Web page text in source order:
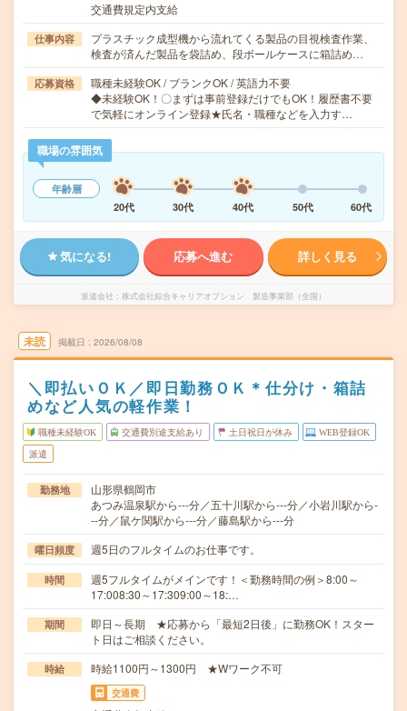
交通費規定内支給
仕事内容
プラスチック成型機から流れてくる製品の目視検査作業、
検査が済んだ製品を袋詰め、段ボールケースに箱詰め…
応募資格
職種未経験OK / ブランクOK / 英語力不要
◆未経験OK！〇まずは事前登録だけでもOK！履歴書不要
で気軽にオンライン登録★氏名・職種などを入力す…
職場の雰囲気
年齢層
20代
30代 40代 50代 60代
気になる! 応募へ進む 詳しく見る
派遣会社 株式会社綜合キャリアオプション 製造事業部（全国）
未読 掲載日 2026/08/08
＼即払いＯＫ／即日勤務ＯＫ＊仕分け・箱詰
めなど人気の軽作業！
職種未経験OK 交通費別途支給あり 土日祝日が休み WEB登録OK
派遣
勤務地
山形県鶴岡市
あつみ温泉駅から---分／五十川駅から---分／小岩川駅から-
--分／鼠ケ関駅から---分／藤島駅から---分
曜日頻度 週5日のフルタイムのお仕事です。
時間
週5フルタイムがメインです！＜勤務時間の例＞8:00～
17:008:30～17:309:00～18:…
期間
即日～長期 ★応募から「最短2日後」に勤務OK！スター
ト日はご相談ください。
時給 時給1100円～1300円 ★Wワーク不可
交通費